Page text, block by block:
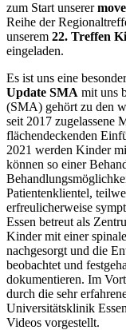
zum Start unserer
Reihe der
unserem 22. Treffen
eingeladen.
Es ist uns eine
Update SMA mit uns
(SMA) gehört zu den
seit 2017 zugelassene
flächendeckenden
2021 werden Kinder
können so einer
Patientenklientel,
erfreulicherweise
Essen betreut als
Kinder mit einer
nachgesorgt und die
beobachtet und
dokumentieren. Im
durch die sehr
Universitätsklinik
Videos vorgestellt.